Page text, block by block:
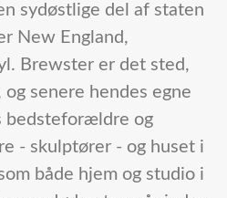
sydøstlige del af staten
New England,
Brewster er det sted,
senere hendes egne
bedsteforældre og
- skulptører - og huset i
både hjem og studio i